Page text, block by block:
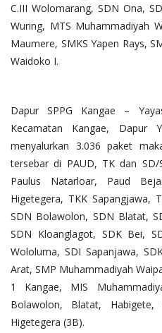
C.III Wolomarang, SDN Ona,
Wuring, MTS Muhammadiyah
Maumere, SMKS Yapen Rays,
Waidoko I.
Dapur SPPG Kangae –
Kecamatan Kangae, Dapur
menyalurkan 3.036 paket
tersebar di PAUD, TK dan
Paulus Natarloar, Paud
Higetegera, TKK Sapangjawa,
SDN Bolawolon, SDN Blatat,
SDN Kloanglagot, SDK Bei,
Wololuma, SDI Sapanjawa,
Arat, SMP Muhammadiyah
1 Kangae, MIS
Bolawolon, Blatat,
Higetegera (3B).